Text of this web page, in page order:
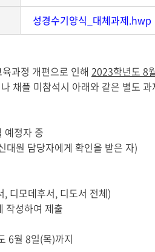
성경수기양식_대체과제.hwp
과정 개편으로 인해 2023학년도 8
채플 미참석시 아래와 같은 별도 과
예정자 중
대원 담당자에게 확인을 받은 자)
, 디모데후서, 디도서 전체)
작성하여 제출
6월 8일(목)까지